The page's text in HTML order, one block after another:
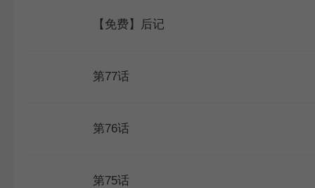
【免费】后记
第77话
第76话
第75话